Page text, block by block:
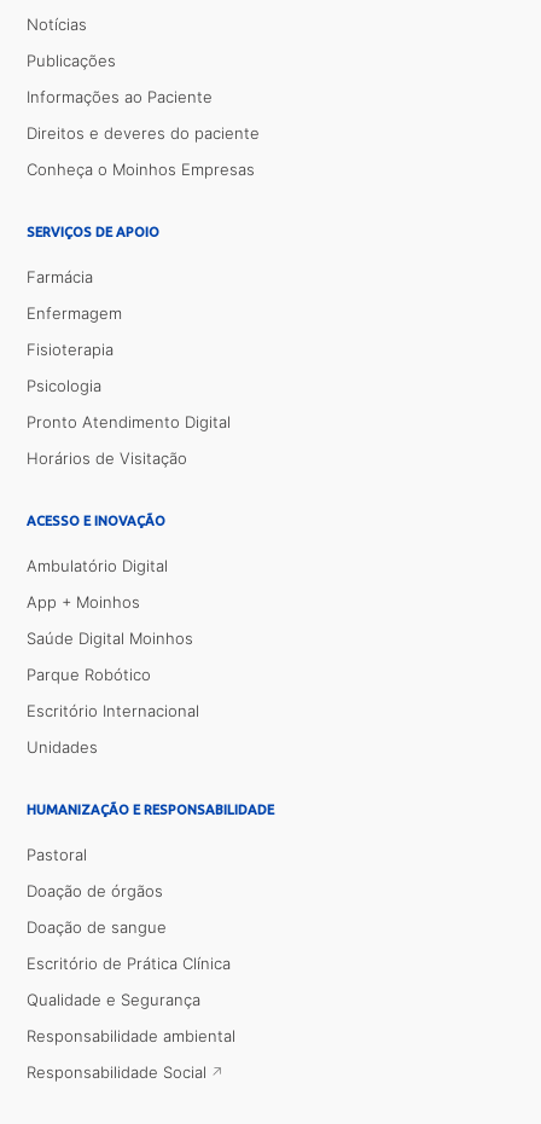
Notícias
Publicações
Informações ao Paciente
Direitos e deveres do paciente
Conheça o Moinhos Empresas
SERVIÇOS DE APOIO
Farmácia
Enfermagem
Fisioterapia
Psicologia
Pronto Atendimento Digital
Horários de Visitação
ACESSO E INOVAÇÃO
Ambulatório Digital
App + Moinhos
Saúde Digital Moinhos
Parque Robótico
Escritório Internacional
Unidades
HUMANIZAÇÃO E RESPONSABILIDADE
Pastoral
Doação de órgãos
Doação de sangue
Escritório de Prática Clínica
Qualidade e Segurança
Responsabilidade ambiental
Responsabilidade Social